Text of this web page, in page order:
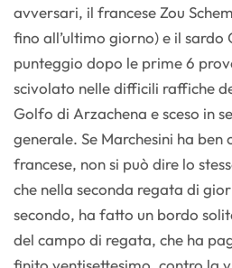
avversari, il francese Zou
fino all’ultimo giorno) e il sardo
punteggio dopo le prime 6
scivolato nelle difficili raffiche
Golfo di Arzachena e sceso in
generale. Se Marchesini ha
francese, non si può dire lo
che nella seconda regata di
secondo, ha fatto un bordo
del campo di regata, che ha